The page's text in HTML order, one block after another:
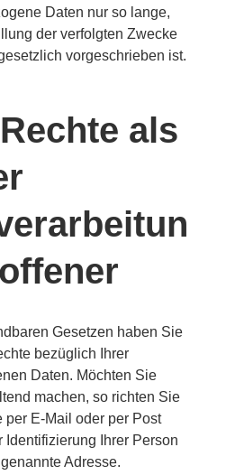
Daten nur so lange,
der verfolgten Zwecke
vorgeschrieben ist.
als
Gesetzen haben Sie
bezüglich Ihrer
Daten. Möchten Sie
machen, so richten Sie
per E-Mail oder per Post
Identifizierung Ihrer Person
Adresse.